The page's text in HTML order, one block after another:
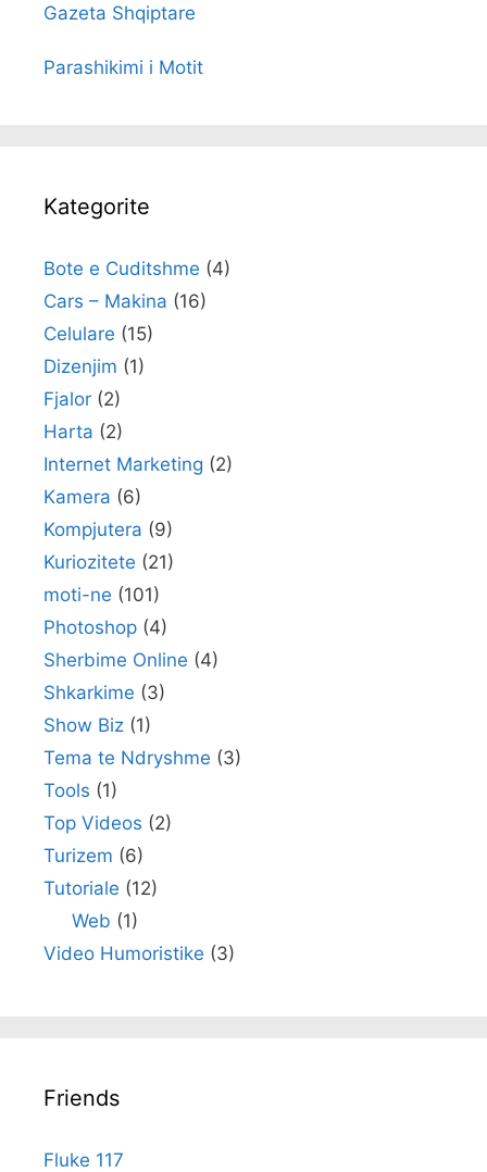
Gazeta Shqiptare
Parashikimi i Motit
Kategorite
Bote e Cuditshme (4)
Cars – Makina (16)
Celulare (15)
Dizenjim (1)
Fjalor (2)
Harta (2)
Internet Marketing (2)
Kamera (6)
Kompjutera (9)
Kuriozitete (21)
moti-ne (101)
Photoshop (4)
Sherbime Online (4)
Shkarkime (3)
Show Biz (1)
Tema te Ndryshme (3)
Tools (1)
Top Videos (2)
Turizem (6)
Tutoriale (12)
Web (1)
Video Humoristike (3)
Friends
Fluke 117